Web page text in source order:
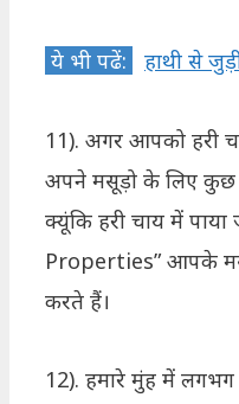
ये भी पढें: हाथी से
11). अगर आपको हरी
अपने मसूड़ो के लिए कुछ
क्यूंकि हरी चाय में
Properties” आपके
करते हैं।
12). हमारे मुंह में